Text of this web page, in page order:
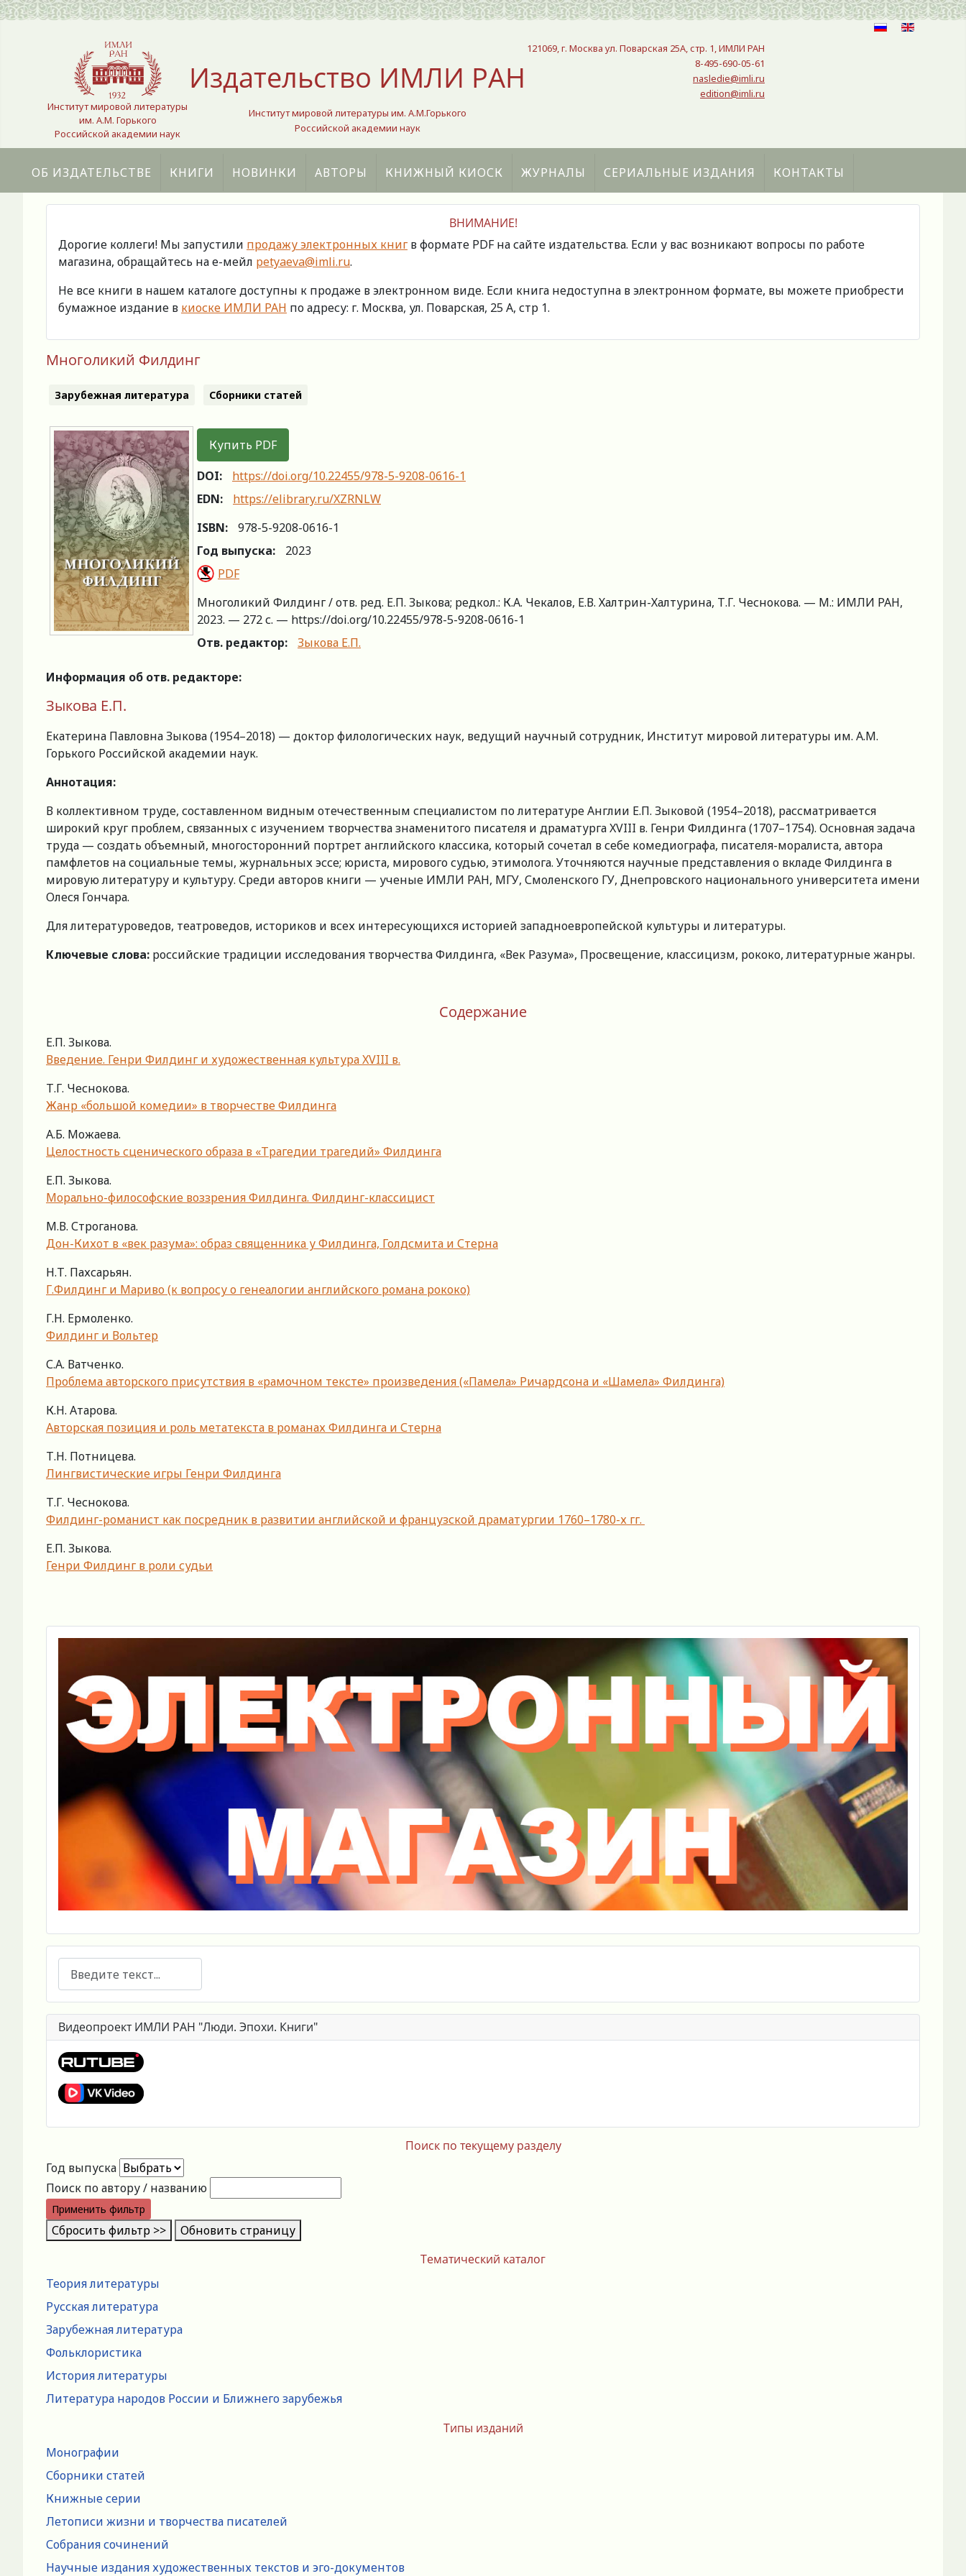
Выберите язык
Институт мировой литературы
им. А.М. Горького
Российской академии наук
Издательство ИМЛИ РАН
Институт мировой литературы им. А.М.Горького
Российской академии наук
121069, г. Москва ул. Поварская 25A, стр. 1, ИМЛИ РАН
8-495-690-05-61
nasledie@imli.ru
edition@imli.ru
ОБ ИЗДАТЕЛЬСТВЕ КНИГИ НОВИНКИ АВТОРЫ КНИЖНЫЙ КИОСК ЖУРНАЛЫ СЕРИАЛЬНЫЕ ИЗДАНИЯ КОНТАКТЫ
Тематический каталог
Теория литературы
Русская литература
Зарубежная литература
Фольклористика
История литературы
Литература народов России и Ближнего зарубежья
Типы изданий
Монографии
Сборники статей
Книжные серии
Летописи жизни и творчества писателей
Собрания сочинений
Научные издания художественных текстов и эго-документов
ВНИМАНИЕ!
Дорогие коллеги! Мы запустили продажу электронных книг в формате PDF на сайте издательства. Если у вас возникают вопросы по работе
магазина, обращайтесь на е-мейл petyaeva@imli.ru.
Не все книги в нашем каталоге доступны к продаже в электронном виде. Если книга недоступна в электронном формате, вы можете приобрести
бумажное издание в киоске ИМЛИ РАН по адресу: г. Москва, ул. Поварская, 25 А, стр 1.
Многоликий Филдинг
Зарубежная литература Сборники статей
Купить PDF
DOI:
https://doi.org/10.22455/978-5-9208-0616-1
EDN:
https://elibrary.ru/XZRNLW
ISBN:
978-5-9208-0616-1
Год выпуска:
2023
PDF
Многоликий Филдинг / отв. ред. Е.П. Зыкова; редкол.: К.А. Чекалов, Е.В. Халтрин-Халтурина, Т.Г. Чеснокова. — М.: ИМЛИ РАН,
2023. — 272 с. — https://doi.org/10.22455/978-5-9208-0616-1
Отв. редактор:
Зыкова Е.П.
Информация об отв. редакторе:
Зыкова Е.П.
Екатерина Павловна Зыкова (1954–2018) — доктор филологических наук, ведущий научный сотрудник, Институт мировой литературы им. А.М.
Горького Российской академии наук.
Аннотация:
В коллективном труде, составленном видным отечественным специалистом по литературе Англии Е.П. Зыковой (1954–2018), рассматривается
широкий круг проблем, связанных с изучением творчества знаменитого писателя и драматурга XVIII в. Генри Филдинга (1707–1754). Основная задача
труда — создать объемный, многосторонний портрет английского классика, который сочетал в себе комедиографа, писателя-моралиста, автора
памфлетов на социальные темы, журнальных эссе; юриста, мирового судью, этимолога. Уточняются научные представления о вкладе Филдинга в
мировую литературу и культуру. Среди авторов книги — ученые ИМЛИ РАН, МГУ, Смоленского ГУ, Днепровского национального университета имени
Олеся Гончара.
Для литературоведов, театроведов, историков и всех интересующихся историей западноевропейской культуры и литературы.
Ключевые слова: российские традиции исследования творчества Филдинга, «Век Разума», Просвещение, классицизм, рококо, литературные жанры.
Содержание
Е.П. Зыкова.
Введение. Генри Филдинг и художественная культура XVIII в.
Т.Г. Чеснокова.
Жанр «большой комедии» в творчестве Филдинга
А.Б. Можаева.
Целостность сценического образа в «Трагедии трагедий» Филдинга
Е.П. Зыкова.
Морально-философские воззрения Филдинга. Филдинг-классицист
М.В. Строганова.
Дон-Кихот в «век разума»: образ священника у Филдинга, Голдсмита и Стерна
Н.Т. Пахсарьян.
Г.Филдинг и Мариво (к вопросу о генеалогии английского романа рококо)
Г.Н. Ермоленко.
Филдинг и Вольтер
С.А. Ватченко.
Проблема авторского присутствия в «рамочном тексте» произведения («Памела» Ричардсона и «Шамела» Филдинга)
К.Н. Атарова.
Авторская позиция и роль метатекста в романах Филдинга и Стерна
Т.Н. Потницева.
Лингвистические игры Генри Филдинга
Т.Г. Чеснокова.
Филдинг-романист как посредник в развитии английской и французской драматургии 1760–1780-х гг.
Е.П. Зыкова.
Генри Филдинг в роли судьи
Видеопроект ИМЛИ РАН "Люди. Эпохи. Книги"
Поиск по текущему разделу
Год выпуска
Поиск по автору / названию
Применить фильтр
Сбросить фильтр >> Обновить страницу